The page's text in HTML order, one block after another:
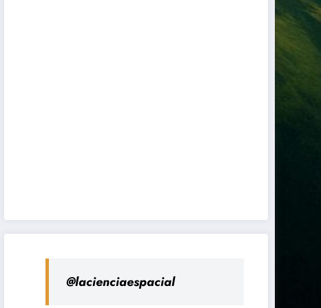
@lacienciaespacial